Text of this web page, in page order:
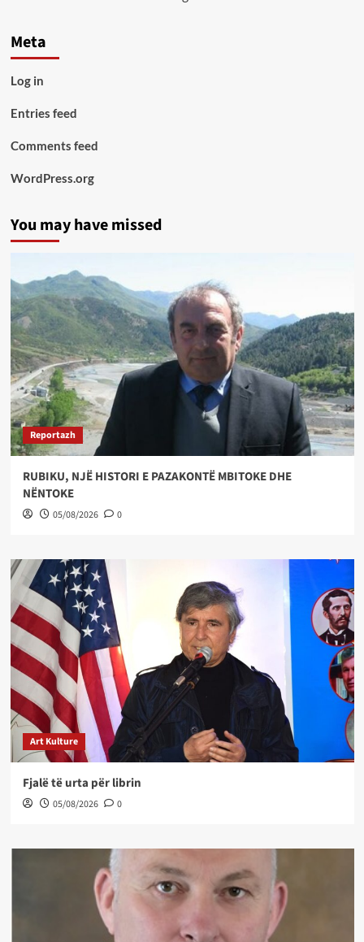
Meta
Log in
Entries feed
Comments feed
WordPress.org
You may have missed
Reportazh
RUBIKU, NJË HISTORI E PAZAKONTË MBITOKE DHE
NËNTOKE
05/08/2026 0
Art Kulture
Fjalë të urta për librin
05/08/2026 0